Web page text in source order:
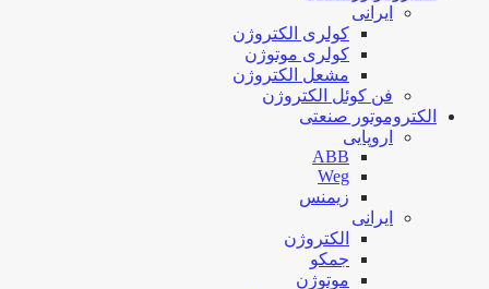
ایرانی
کولری الکتروژن
کولری موتوژن
مشعل الکتروژن
فن کوئل الکتروژن
الکتروموتور صنعتی
اروپایی
ABB
Weg
زیمنس
ایرانی
الکتروژن
جمکو
موتوژن